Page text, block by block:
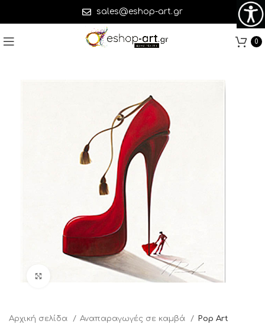
sales@eshop-art.gr
0
Αρχική σελίδα Αναπαραγωγές σε καμβά Pop Art